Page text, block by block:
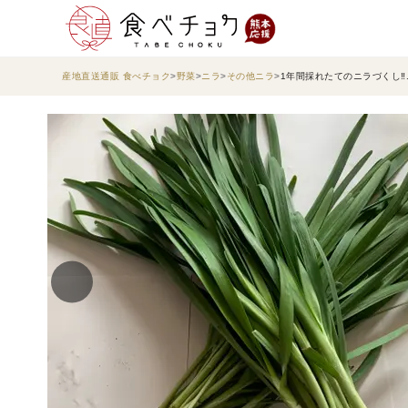
産地直送通販 食べチョク 野菜 ニラ その他ニラ 1年間採れたてのニラづくし